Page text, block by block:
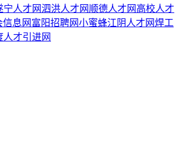
宁人才网泗洪人才网 顺德人才网 高校人才
息网 富阳招聘网小蜜蜂江阴人才网焊工
人才引进网